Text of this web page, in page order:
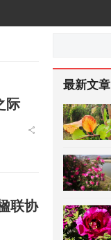
际
联协
最新文章